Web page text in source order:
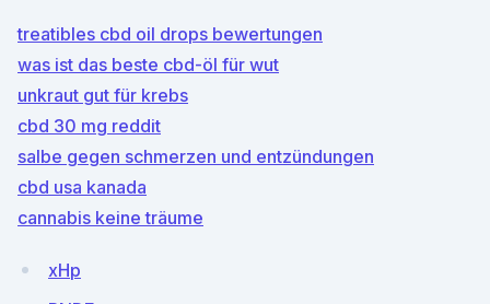
treatibles cbd oil drops bewertungen
was ist das beste cbd-öl für wut
unkraut gut für krebs
cbd 30 mg reddit
salbe gegen schmerzen und entzündungen
cbd usa kanada
cannabis keine träume
xHp